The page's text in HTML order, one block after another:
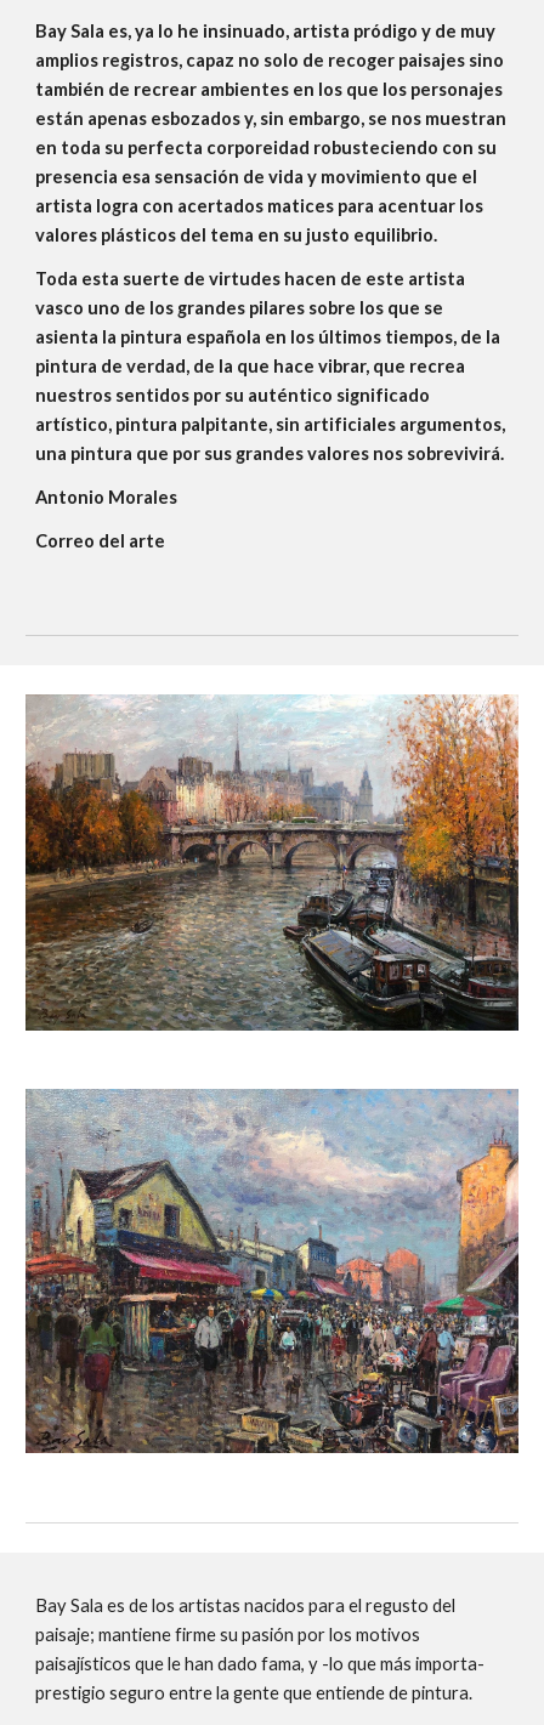
Bay Sala es, ya lo he insinuado, artista pródigo y de muy
amplios registros, capaz no solo de recoger paisajes sino
también de recrear ambientes en los que los personajes
están apenas esbozados y, sin embargo, se nos muestran
en toda su perfecta corporeidad robusteciendo con su
presencia esa sensación de vida y movimiento que el
artista logra con acertados matices para acentuar los
valores plásticos del tema en su justo equilibrio.
Toda esta suerte de virtudes hacen de este artista
vasco uno de los grandes pilares sobre los que se
asienta la pintura española en los últimos tiempos, de la
pintura de verdad, de la que hace vibrar, que recrea
nuestros sentidos por su auténtico significado
artístico, pintura palpitante, sin artificiales argumentos,
una pintura que por sus grandes valores nos sobrevivirá.
Antonio Morales
Correo del arte
Bay Sala es de los artistas nacidos para el regusto del
paisaje; mantiene firme su pasión por los motivos
paisajísticos que le han dado fama, y -lo que más importa-
prestigio seguro entre la gente que entiende de pintura.